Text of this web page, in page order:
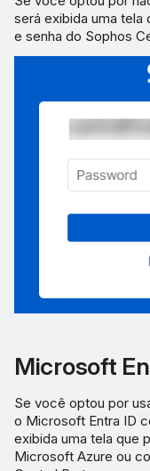
será exibida uma
e senha do Sophos
Microsoft
Se você optou por
o Microsoft Entra ID
exibida uma tela que
Microsoft Azure ou